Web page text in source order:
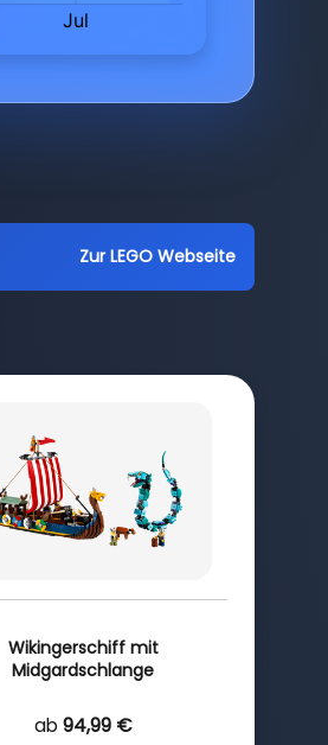
Zur LEGO Webseite
Wikingerschiff mit
Midgardschlange
ab 94,99 €